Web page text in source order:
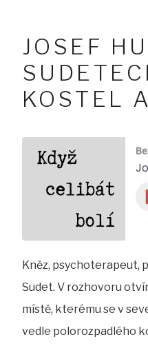
JOSEF
KOSTEL
SHARE
EMBED
Kněz, psychoterapeut,
Sudet. V rozhovoru
místě, kterému se v
vedle polorozpadlého